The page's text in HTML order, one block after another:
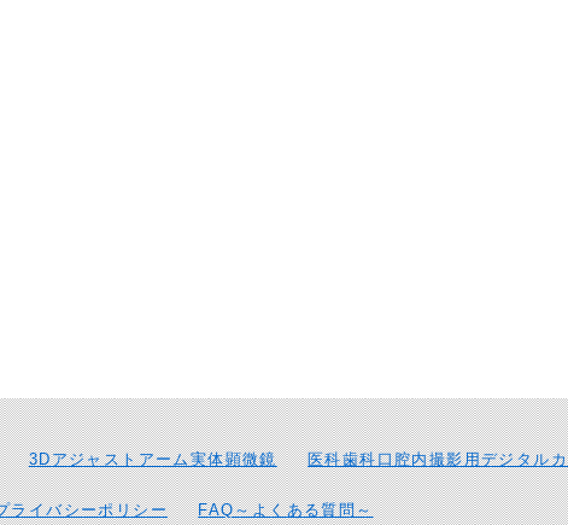
3Dアジャストアーム実体顕微鏡 医科歯科口腔内撮影用デジタル
ライバシーポリシー FAQ～よくある質問～